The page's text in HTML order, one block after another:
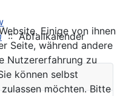
:: Abfallkalender
Einige von ihnen
Seite, während andere
Nutzererfahrung zu
können selbst
möchten. Bitte